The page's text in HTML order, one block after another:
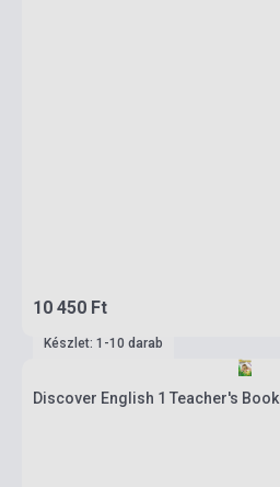
10 450 Ft
Készlet: 1-10 darab
Discover English 1 Teacher's Book